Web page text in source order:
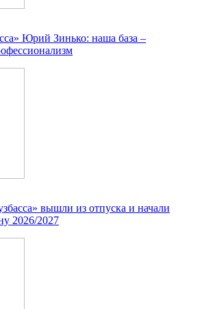
Юрий Зинько: наша база –
вышли из отпуска и начали
2026/2027